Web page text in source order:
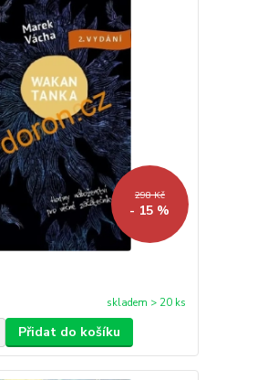
298 Kč
- 15 %
skladem > 20 ks
Přidat do košíku